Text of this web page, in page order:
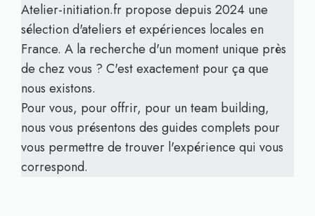
Atelier-initiation.fr propose depuis 2024 une
sélection d'ateliers et expériences locales en
France. A la recherche d'un moment unique près
de chez vous ? C'est exactement pour ça que
nous existons.
Pour vous, pour offrir, pour un team building,
nous vous présentons des guides complets pour
vous permettre de trouver l'expérience qui vous
correspond.